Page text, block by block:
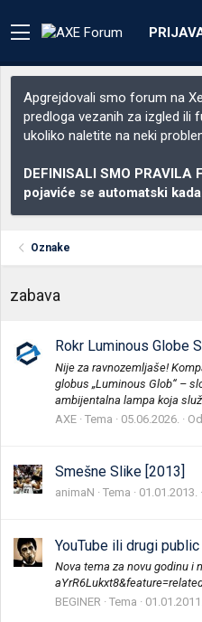
Apgrejdovali smo forum na
predloga vezanih za izgled ili
ukoliko naletite na neki
DEFINISALI SMO PRAVILA
pojaviće se automatski
Oznake
zabava
Rokr Luminous Globe
Nije za ravnozemljaše!
globus „Luminous Glob“ –
ambijentalna lampa koja
AXE Tema 05.06.2026.
Smešne Slike [2013]
animaN Tema 01.01.2013.
YouTube ili drugi
Nova tema za novu godinu i
BEGINER
Tema 01.01.2011.